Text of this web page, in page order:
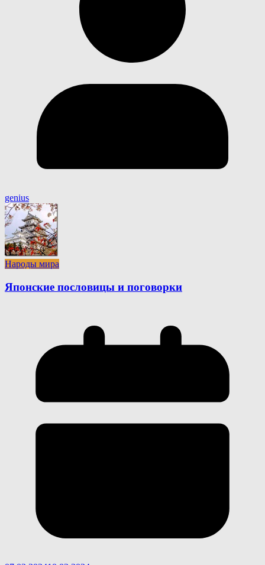
genius
Народы мира
Японские пословицы и поговорки